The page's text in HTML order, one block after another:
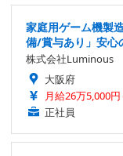
家庭用ゲーム機製
備/賞与あり」安心
株式会社Luminous
大阪府
月給26万5,000
正社員